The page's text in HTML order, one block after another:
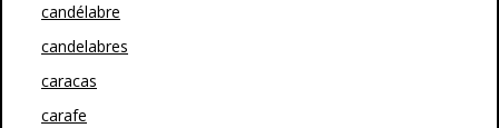
candélabre
candelabres
caracas
carafe